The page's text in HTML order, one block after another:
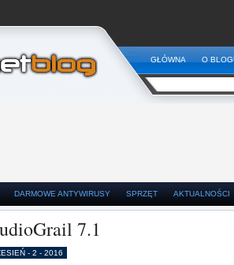
GŁÓWNA O
DARMOWE ANTYWIRUSY SPRZĘT AKTUALNOŚCI
7.1
- 2 - 2016